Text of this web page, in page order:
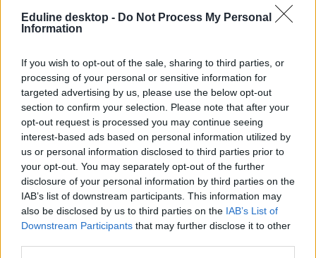
Eduline desktop - Do Not Process My Personal
Information
If you wish to opt-out of the sale, sharing to third parties, or
processing of your personal or sensitive information for
targeted advertising by us, please use the below opt-out
section to confirm your selection. Please note that after your
opt-out request is processed you may continue seeing
interest-based ads based on personal information utilized by
us or personal information disclosed to third parties prior to
your opt-out. You may separately opt-out of the further
disclosure of your personal information by third parties on the
IAB’s list of downstream participants. This information may
also be disclosed by us to third parties on the IAB’s List of
Downstream Participants that may further disclose it to other
76 százalékuk nő azoknak, akik valemelyik bölcsésztudományi
karonszereztek diplomát. A legnagyobb különbségek a pedagógia
történelmet pedig lényegesen kevesebb nő tanul – itt az arányuk
mindössze 33 százalék.
A nemek megoszlása a
társadalomtudományoknál is viszonylag
aránytalan: az itt diplomázottak 34 százaléka férfi, míg 66 százaléka
nő. Szinte az összes szakon hasonlóak az arányok, kivéve a
politikatudományoknál, ugyanis ott a végzettek 60 százaléka férfi,
szocálpedagógia szakon pedig a diplomások 90 százaléka nő.
Szintén meglepően magas a nők aránya az
orvos- és
egészségtudomány képzési területen: a végzettek 90 százaléka nő,
viszont az osztatlan képzéseket nézve – ide tartozik az általános
orvos, a fogorvos, és a gyógyszerész – már több férfi dönt mellettük,
itt a végzettek 64 százaléka nő.
Mi a Diplomás Pályakövetési Rendszer?